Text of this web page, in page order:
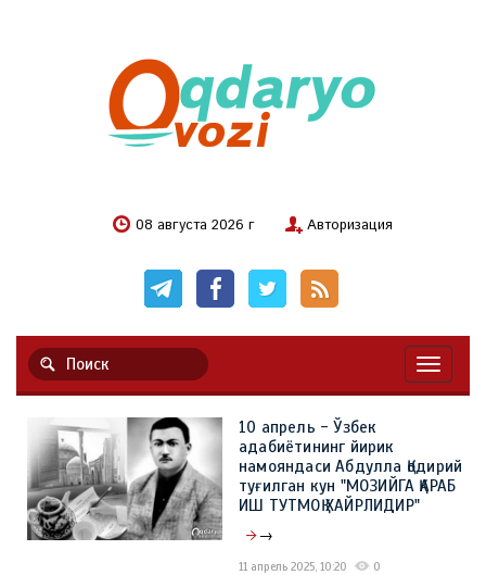
08 августа 2026 г Авторизация
10 апрель - Ўзбек
адабиётининг йирик
намояндаси Абдулла Қодирий
туғилган кун "МОЗИЙГА ҚАРАБ
ИШ ТУТМОҚ ХАЙРЛИДИР"
→
11 апрель 2025, 10:20 0